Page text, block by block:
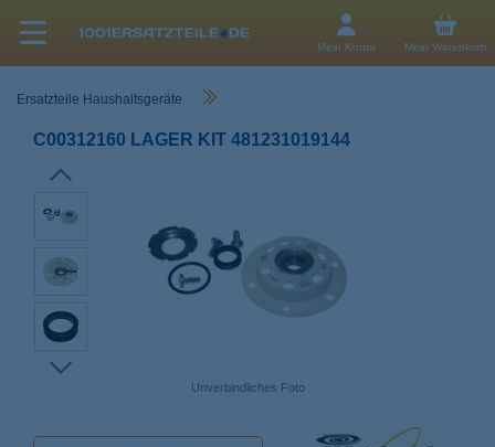
Mein Konto Mein Warenkorb
Ersatzteile Haushaltsgeräte
C00312160 LAGER KIT 481231019144
Unverbindliches Foto